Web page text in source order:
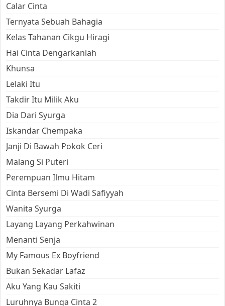
Calar Cinta
Ternyata Sebuah Bahagia
Kelas Tahanan Cikgu Hiragi
Hai Cinta Dengarkanlah
Khunsa
Lelaki Itu
Takdir Itu Milik Aku
Dia Dari Syurga
Iskandar Chempaka
Janji Di Bawah Pokok Ceri
Malang Si Puteri
Perempuan Ilmu Hitam
Cinta Bersemi Di Wadi Safiyyah
Wanita Syurga
Layang Layang Perkahwinan
Menanti Senja
My Famous Ex Boyfriend
Bukan Sekadar Lafaz
Aku Yang Kau Sakiti
Luruhnya Bunga Cinta 2